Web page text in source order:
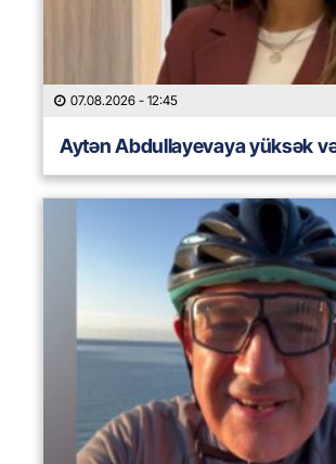
07.08.2026 - 12:45
Aytən Abdullayevaya yüksək